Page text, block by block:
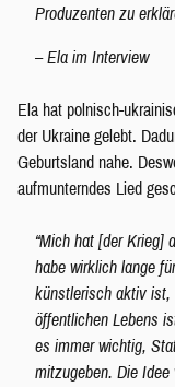
Produzenten zu
– Ela im Interview
Ela hat polnisch-
der Ukraine gelebt.
Geburtsland nahe.
aufmunterndes Lied
“Mich hat [der Krieg]
habe wirklich lange
künstlerisch aktiv ist,
öffentlichen Lebens
es immer wichtig,
mitzugeben. Die Idee